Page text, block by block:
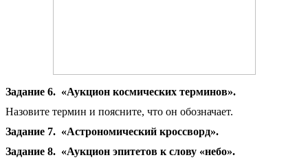
Задание 6. «Аукцион космических терминов».
Назовите термин и поясните, что он обозначает.
Задание 7. «Астрономический кроссворд».
Задание 8. «Аукцион эпитетов к слову «небо».